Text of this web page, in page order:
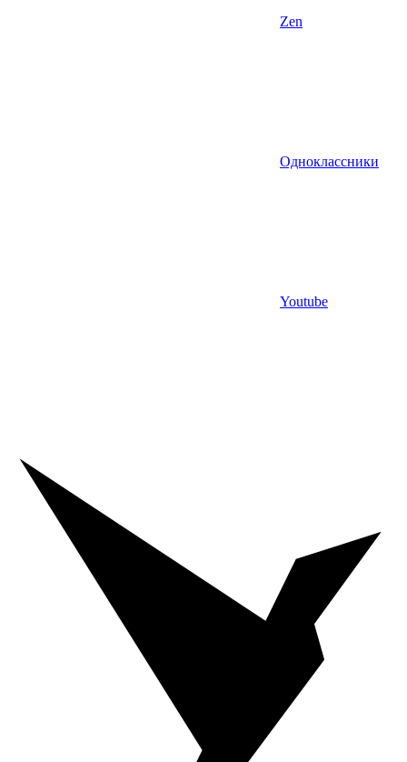
Zen
Одноклассники
Youtube